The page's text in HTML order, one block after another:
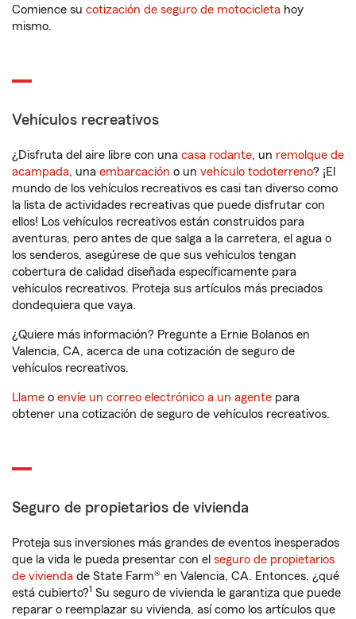
Comience su cotización de seguro de motocicleta hoy
mismo.
Vehículos recreativos
¿Disfruta del aire libre con una casa rodante, un remolque de
acampada, una embarcación o un vehículo todoterreno? ¡El
mundo de los vehículos recreativos es casi tan diverso como
la lista de actividades recreativas que puede disfrutar con
ellos! Los vehículos recreativos están construidos para
aventuras, pero antes de que salga a la carretera, el agua o
los senderos, asegúrese de que sus vehículos tengan
cobertura de calidad diseñada específicamente para
vehículos recreativos. Proteja sus artículos más preciados
dondequiera que vaya.
¿Quiere más información? Pregunte a Ernie Bolanos en
Valencia, CA, acerca de una cotización de seguro de
vehículos recreativos.
Llame o envíe un correo electrónico a un agente para
obtener una cotización de seguro de vehículos recreativos.
Seguro de propietarios de vivienda
Proteja sus inversiones más grandes de eventos inesperados
que la vida le pueda presentar con el seguro de propietarios
de vivienda de State Farm® en Valencia, CA. Entonces, ¿qué
está cubierto?1 Su seguro de vivienda le garantiza que puede
reparar o reemplazar su vivienda, así como los artículos que